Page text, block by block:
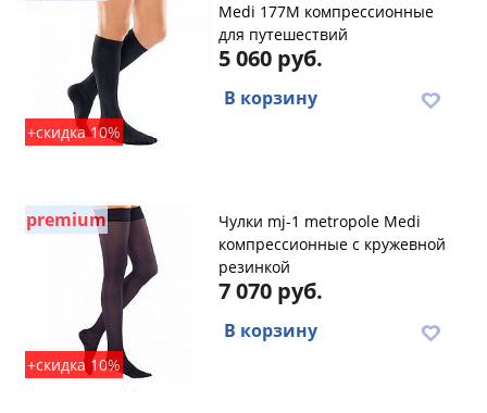
+скидка 10%
Medi 177M компрессионные
для путешествий
5 060 руб.
В корзину
premium
+скидка 10%
Чулки mj-1 metropole Medi
компрессионные с кружевной
резинкой
7 070 руб.
В корзину